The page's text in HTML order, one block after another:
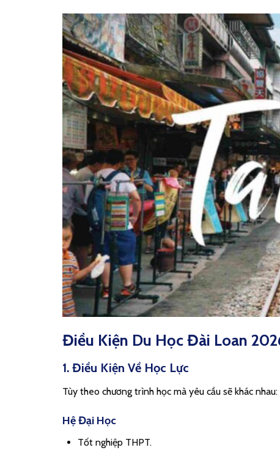
Điều Kiện Du Học Đài Loan
1. Điều Kiện Về Học Lực
Tùy theo chương trình học mà yêu cầu sẽ khác nhau:
Hệ Đại Học
Tốt nghiệp THPT.